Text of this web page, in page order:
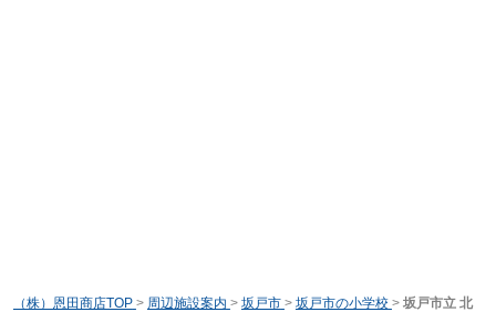
（株）恩田商店TOP > 周辺施設案内 > 坂戸市 > 坂戸市の小学校 > 坂戸市立 北